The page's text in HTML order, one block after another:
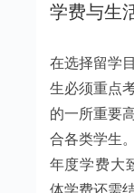
学费与生
在选择留学
生必须重点
的一所重要
合各类学生
年度学费大